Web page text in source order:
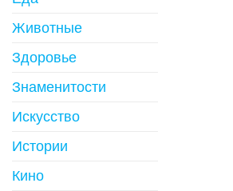
Животные
Здоровье
Знаменитости
Искусство
Истории
Кино